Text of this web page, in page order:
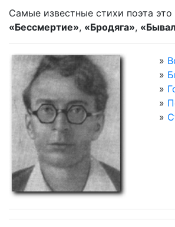
Самые известные стихи поэта это
«Бессмертие», «Бродяга»,
»
»
»
»
»